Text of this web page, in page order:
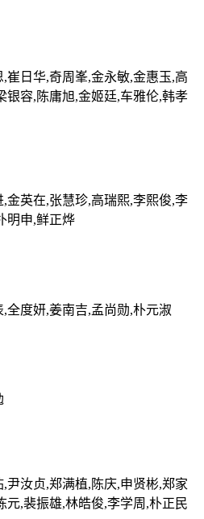
崔日华,奇周峯,金永敏,金惠玉,高
银容,陈庸旭,金姬廷,车雅伦,韩孝
金英在,张慧珍,高瑞熙,李熙俊,李
明申,鲜正烨
全度妍,姜南吉,孟尚勋,朴元淑
尹汝贞,郑满植,陈庆,申贤彬,郑家
元,裴振雄,林皓俊,李学周,朴正民